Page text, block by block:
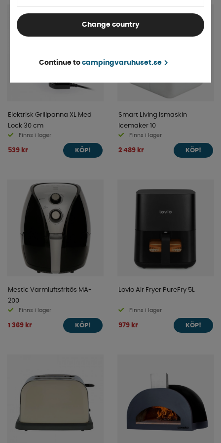
Elektrisk Grillpanna XL Med
Lock 30 cm
Finns i lager
539 kr KÖP!
Smart Living Ismaskin
Icemaker 10
Finns i lager
2 489 kr KÖP!
Mestic Varmluftsfritös MA-
200
Finns i lager
1 369 kr KÖP!
Lovio Air Fryer PureFry 5L
Finns i lager
979 kr KÖP!
Change country
Continue to campingvaruhuset.se